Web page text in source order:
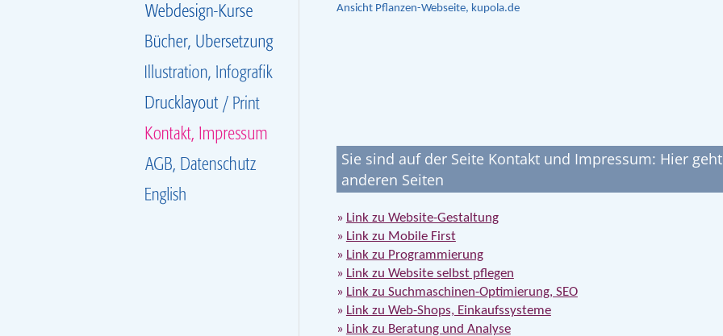
Ansicht Pflanzen-Webseite, kupola.de
Sie sind auf der Seite Kontakt und Impressum: Hier
anderen Seiten
Link zu Website-Gestaltung
Link zu Mobile First
Link zu Programmierung
Link zu Website selbst pflegen
Link zu Suchmaschinen-Optimierung, SEO
Link zu Web-Shops, Einkaufssysteme
Link zu Beratung und Analyse